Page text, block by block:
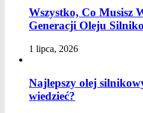
Wszystko, Co Musisz
Generacji Oleju
1 lipca, 2026
Najlepszy olej
wiedzieć?